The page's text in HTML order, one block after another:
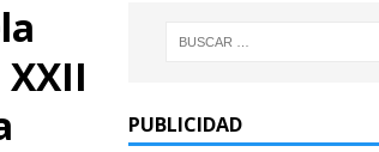
PUBLICIDAD